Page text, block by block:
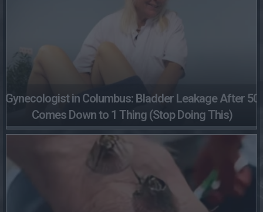
Gynecologist in Columbus: Bladder Leakage After 50
Comes Down to 1 Thing (Stop Doing This)